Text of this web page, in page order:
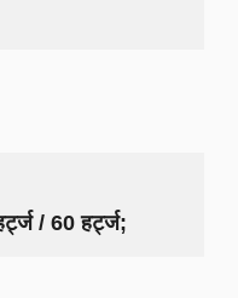
/ 60 हर्ट्ज;